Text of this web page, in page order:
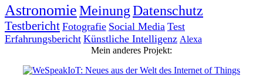
AstronomieMeinungDatenschutz
Testbericht Fotografie Social Media Test
Erfahrungsbericht Künstliche Intelligenz Alexa
Mein anderes Projekt: